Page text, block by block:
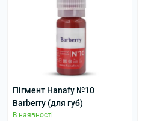
Пігмент Hanafy №10
Barberry (для губ)
В наявності